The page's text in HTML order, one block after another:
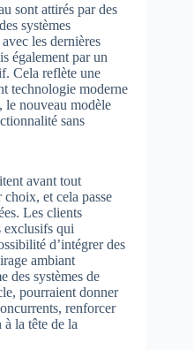
sont attirés par des
systèmes
les dernières
également par un
Cela reflète une
technologie moderne
le nouveau modèle
sans
avant tout
et cela passe
Les clients
exclusifs qui
d’intégrer des
ambiant
des systèmes de
pourraient donner
renforcer
la tête de la